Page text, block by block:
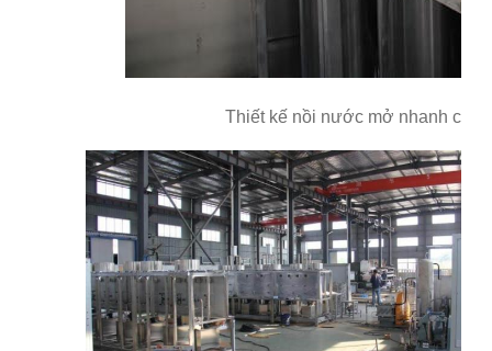
Thiết kế nồi nước mở nhanh của